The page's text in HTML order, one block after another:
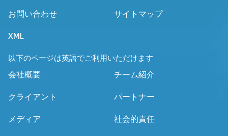
お問い合わせ サイトマップ
XML
以下のページは英語でご利用いただけます
会社概要
チーム紹介
クライアント パートナー
メディア 社会的責任